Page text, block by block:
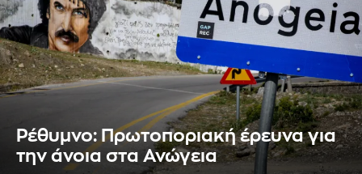
Ρέθυμνο: Πρωτοποριακή έρευνα για
την άνοια στα Ανώγεια